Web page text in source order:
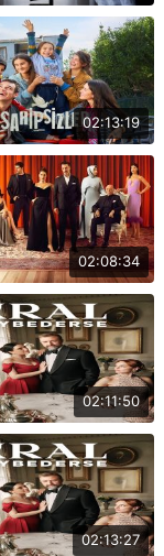
02:13:19
02:08:34
02:11:50
02:13:27